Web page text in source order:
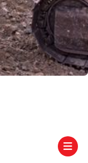
es esencial. Para
de maquinaria de

